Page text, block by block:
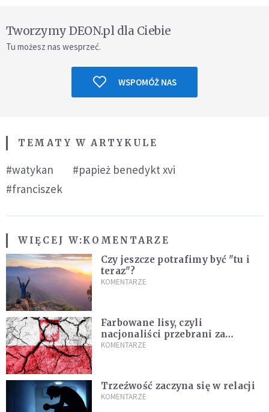
Tworzymy DEON.pl dla Ciebie
Tu możesz nas wesprzeć.
WSPOMÓŻ NAS
TEMATY W ARTYKULE
#watykan
#papież benedykt xvi
#franciszek
WIĘCEJ W:KOMENTARZE
Czy jeszcze potrafimy być "tu i
teraz"?
KOMENTARZE
Farbowane lisy, czyli
nacjonaliści przebrani za
chrześcijan
KOMENTARZE
Trzeźwość zaczyna się w relacji
KOMENTARZE